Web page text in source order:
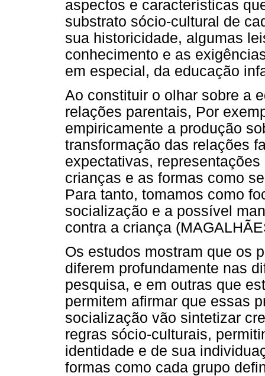
aspectos e características
substrato sócio-cultural de
sua historicidade, algumas
conhecimento e as
em especial, da educação
Ao constituir o olhar sobre a
relações parentais, Por
empiricamente a produção
transformação das relações
expectativas,
crianças e as formas como
Para tanto, tomamos como
socialização e a possível
contra a criança
Os estudos mostram que os
diferem profundamente nas
pesquisa, e em outras que
permitem afirmar que essas
socialização vão sintetizar
regras sócio-culturais,
identidade e de sua
formas como cada grupo